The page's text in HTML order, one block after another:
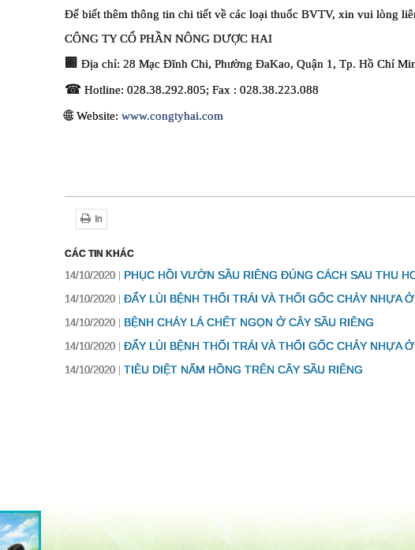
Để biết thêm thông tin chi tiết về các loại thuốc BVTV, xin vui lòng
CÔNG TY CỔ PHẦN NÔNG DƯỢC HAI
🏢 Địa chỉ: 28 Mạc Đĩnh Chi, Phường ĐaKao, Quận 1, Tp. Hồ Chí
☎ Hotline: 028.38.292.805; Fax : 028.38.223.088
🌐 Website: www.congtyhai.com
In
CÁC TIN KHÁC
14/10/2020 PHỤC HỒI VƯỜN SẦU RIÊNG ĐÚNG CÁCH SAU THU
14/10/2020 ĐẨY LÙI BỆNH THỐI TRÁI VÀ THỐI GỐC CHẢY NHỰA
14/10/2020 BỆNH CHÁY LÁ CHẾT NGỌN Ở CÂY SẦU RIÊNG
14/10/2020 ĐẨY LÙI BỆNH THỐI TRÁI VÀ THỐI GỐC CHẢY NHỰA
14/10/2020 TIÊU DIỆT NẤM HỒNG TRÊN CÂY SẦU RIÊNG